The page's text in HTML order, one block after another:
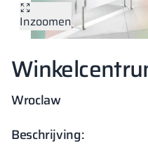
Inzoomen
Wroclaw
Beschrijving: